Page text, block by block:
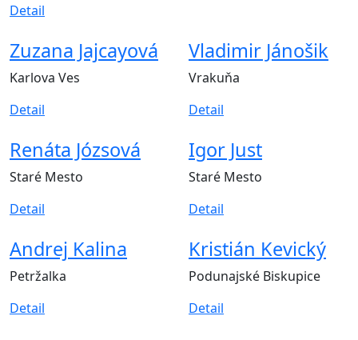
Detail
Zuzana Jajcayová
Karlova Ves
Detail
Vladimir Jánošik
Vrakuňa
Detail
Renáta Józsová
Staré Mesto
Detail
Igor Just
Staré Mesto
Detail
Andrej Kalina
Petržalka
Detail
Kristián Kevický
Podunajské Biskupice
Detail